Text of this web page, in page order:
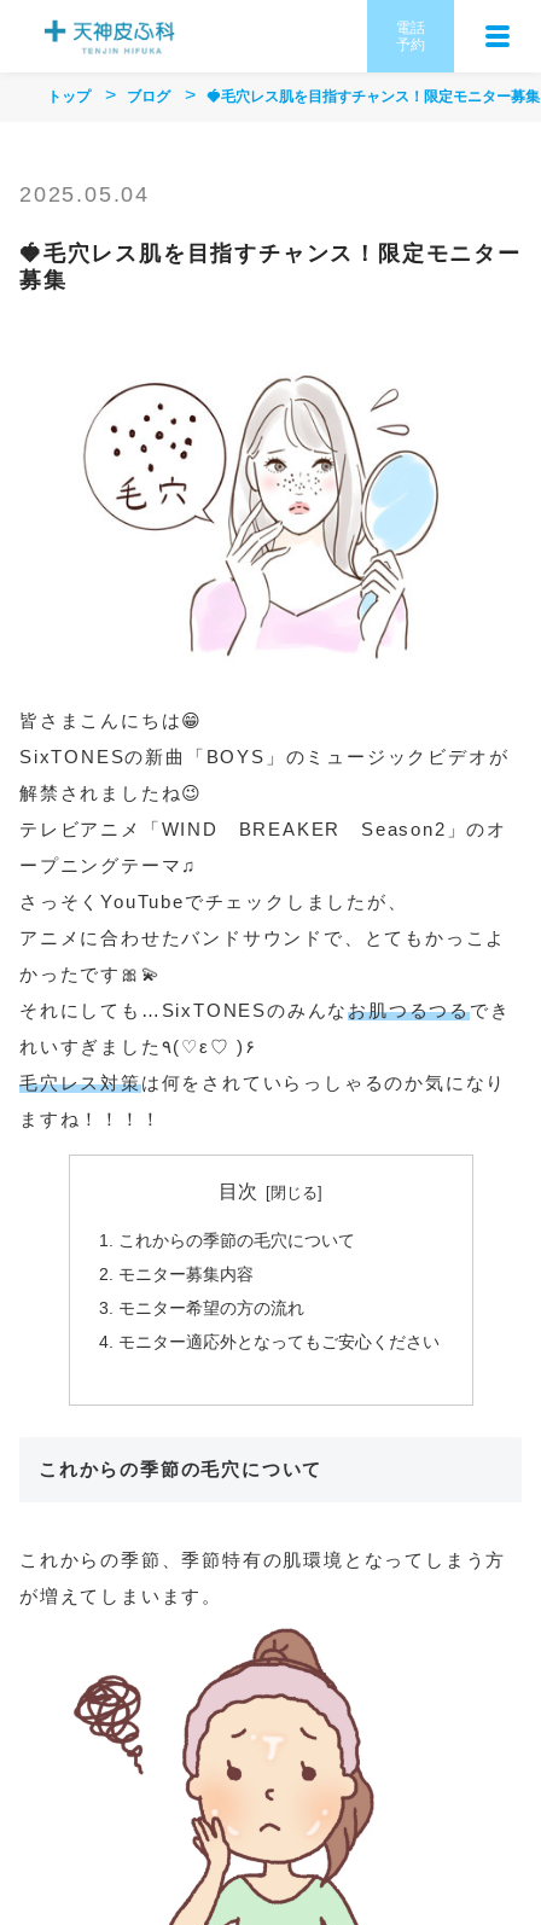
電話
予約
トップ ブログ 🍓毛穴レス肌を目指すチャンス！限定モニター募集
2025.05.04
🍓毛穴レス肌を目指すチャンス！限定モニター
募集
皆さまこんにちは😁
SixTONESの新曲「BOYS」のミュージックビデオが
解禁されましたね😉
テレビアニメ「WIND BREAKER Season2」のオ
ープニングテーマ♫
さっそくYouTubeでチェックしましたが、
アニメに合わせたバンドサウンドで、とてもかっこよ
かったです🎀💫
それにしても…SixTONESのみんなお肌つるつるでき
れいすぎました٩(♡ε♡ )۶
毛穴レス対策は何をされていらっしゃるのか気になり
ますね！！！！
目次
これからの季節の毛穴について
モニター募集内容
モニター希望の方の流れ
モニター適応外となってもご安心ください
これからの季節の毛穴について
これからの季節、季節特有の肌環境となってしまう方
が増えてしまいます。